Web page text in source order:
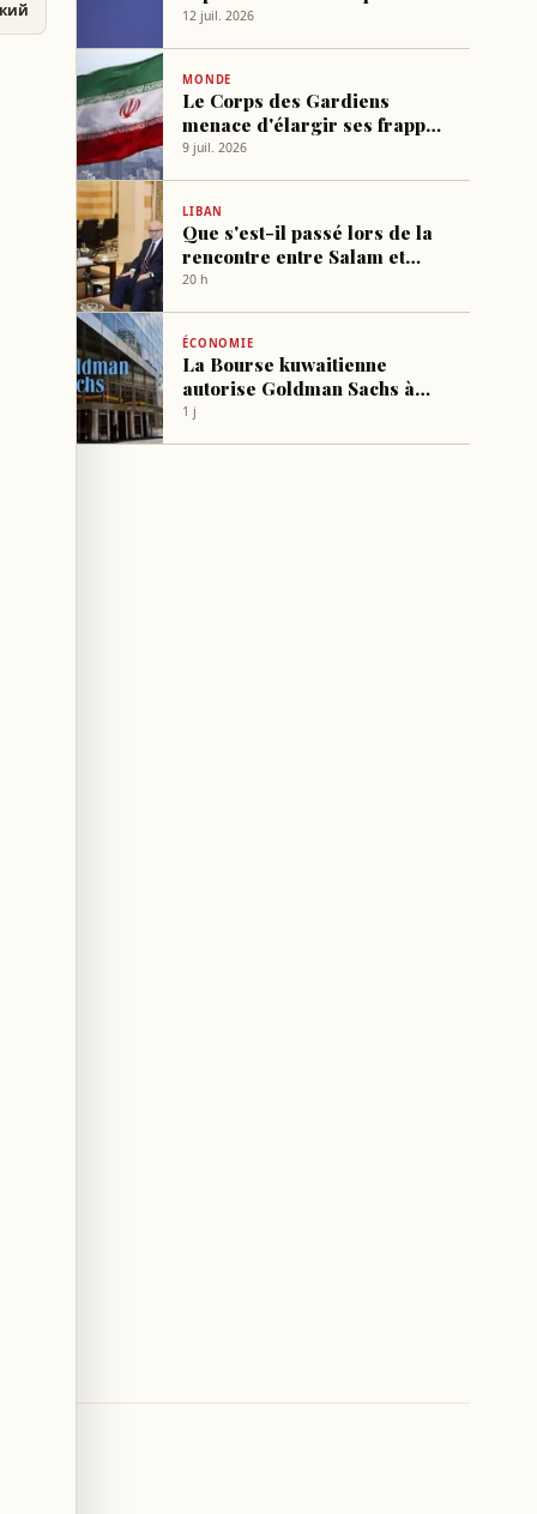
missiles iraniennes
12 juil. 2026
MONDE
Le Corps des Gardiens
menace d'élargir ses frappes
contre les bases américaines
9 juil. 2026
LIBAN
Que s'est-il passé lors de la
rencontre entre Salam et
l'ambassadeur saoudien ?
20 h
ÉCONOMIE
La Bourse kuwaitienne
autorise Goldman Sachs à
commercialiser un fonds
1 j